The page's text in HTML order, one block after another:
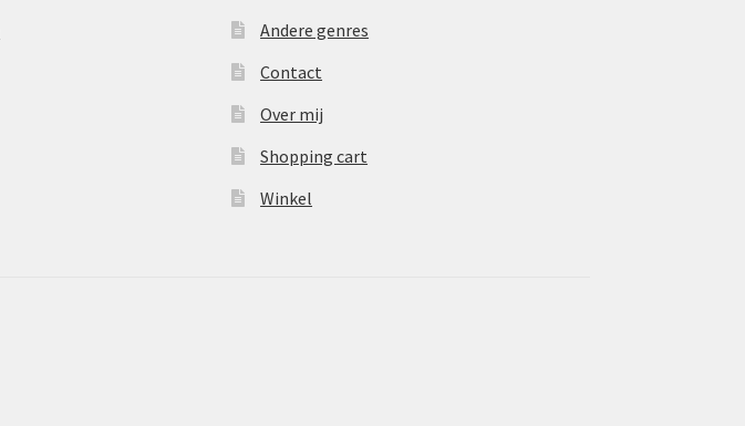
Andere genres
Contact
Over mij
Shopping cart
Winkel